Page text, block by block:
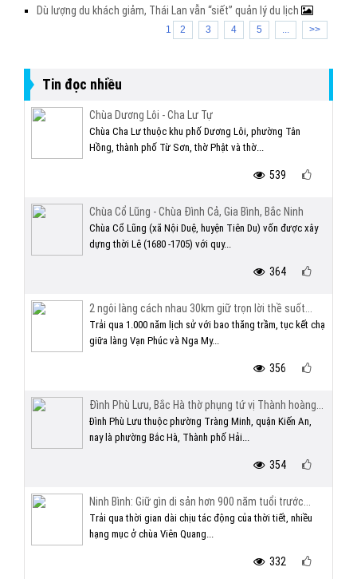
Dù lượng du khách giảm, Thái Lan vẫn “siết” quản lý du lịch
1 2 3 4 5 ... >>
Tin đọc nhiều
Chùa Dương Lôi - Cha Lư Tự
Chùa Cha Lư thuộc khu phố Dương Lôi, phường Tân
Hồng, thành phố Từ Sơn, thờ Phật và thờ...
539
Chùa Cổ Lũng - Chùa Đình Cả, Gia Bình, Bắc Ninh
Chùa Cổ Lũng (xã Nội Duệ, huyện Tiên Du) vốn được xây
dựng thời Lê (1680 -1705) với quy...
364
2 ngôi làng cách nhau 30km giữ trọn lời thề suốt...
Trải qua 1.000 năm lịch sử với bao thăng trầm, tục kết chạ
giữa làng Vạn Phúc và Nga My...
356
Đình Phù Lưu, Bắc Hà thờ phụng tứ vị Thành hoàng...
Đình Phù Lưu thuộc phường Tràng Minh, quận Kiến An,
nay là phường Bắc Hà, Thành phố Hải...
354
Ninh Bình: Giữ gìn di sản hơn 900 năm tuổi trước...
Trải qua thời gian dài chịu tác động của thời tiết, nhiều
hạng mục ở chùa Viên Quang...
332